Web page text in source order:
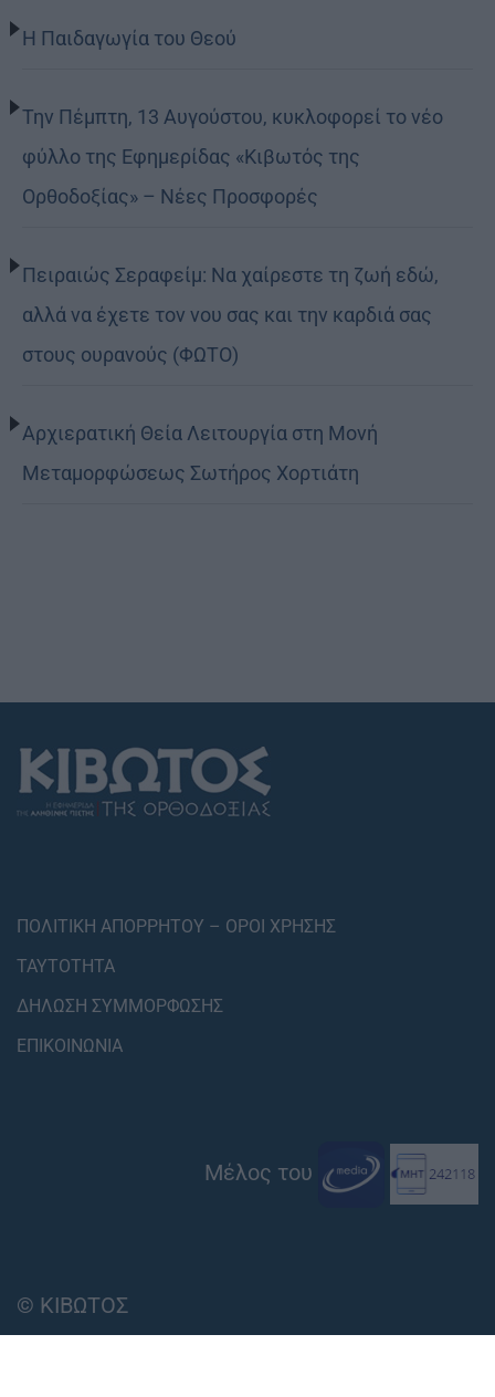
Η Παιδαγωγία του Θεού
Την Πέμπτη, 13 Αυγούστου, κυκλοφορεί το νέο
φύλλο της Εφημερίδας «Κιβωτός της
Ορθοδοξίας» – Νέες Προσφορές
Πειραιώς Σεραφείμ: Να χαίρεστε τη ζωή εδώ,
αλλά να έχετε τον νου σας και την καρδιά σας
στους ουρανούς (ΦΩΤΟ)
Αρχιερατική Θεία Λειτουργία στη Μονή
Μεταμορφώσεως Σωτήρος Χορτιάτη
ΠΟΛΙΤΙΚΗ ΑΠΟΡΡΗΤΟΥ – ΟΡΟΙ ΧΡΗΣΗΣ
ΤΑΥΤΟΤΗΤΑ
ΔΗΛΩΣΗ ΣΥΜΜΟΡΦΩΣΗΣ
ΕΠΙΚΟΙΝΩΝΙΑ
Μέλος του
© ΚΙΒΩΤΟΣ